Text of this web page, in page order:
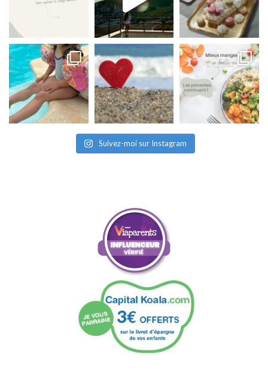
Suivez-moi sur Instagram